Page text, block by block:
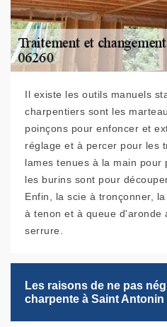
Il existe les outils manuels
charpentiers sont les
poinçons pour enfoncer et
réglage et à percer pour les
lames tenues à la main pour
les burins sont pour
Enfin, la scie à tronçonner,
à tenon et à queue d'aronde
serrure.
Les raisons de ne pas
charpente à Saint Antonin